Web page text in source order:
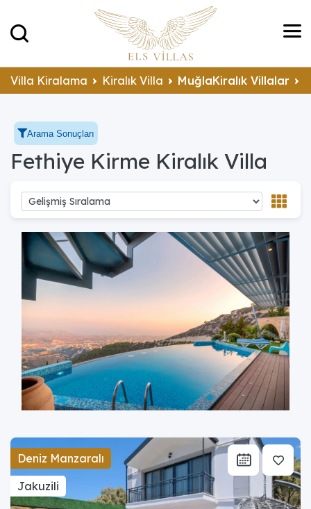
Villa Kiralama Kiralık Villa MuğlaKiralık Villalar
Arama Sonuçları
Fethiye Kirme Kiralık Villa
Deniz Manzaralı
Jakuzili